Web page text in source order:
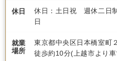
休日
休日：土日祝 週休二日
日
就業
場所
東京都中央区日本橋室町
徒歩約10分(上越市より